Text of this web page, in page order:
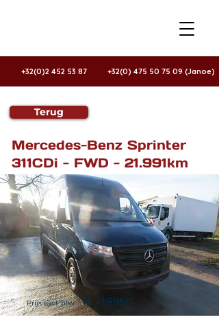
+32(0)2 452 53 87 +32(0) 475 50 75 09 (Janoe)
Terug
Mercedes-Benz Sprinter
311CDi - FWD - 21.991km
Prijs excl. btw€ 18950